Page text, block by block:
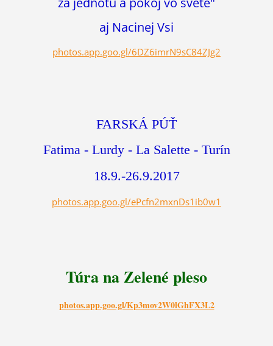
aj Nacinej Vsi
photos.app.goo.gl/6DZ6imrN9sC84ZJg2
FARSKÁ PÚŤ
Fatima - Lurdy - La Salette - Turín
18.9.-26.9.2017
photos.app.goo.gl/ePcfn2mxnDs1ib0w1
Túra na Zelené pleso
photos.app.goo.gl/Kp3mov2W0lGhFX3L2